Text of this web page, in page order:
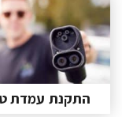
התקנת עמדת